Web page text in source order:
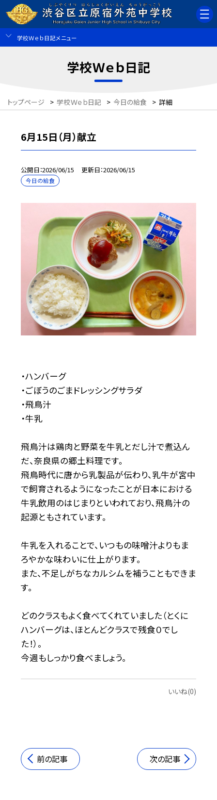
学校Ｗｅｂ日記メニュー
学校Ｗｅｂ日記
トップページ > 学校Ｗｅｂ日記 > 今日の給食 > 詳細
6月15日（月）献立
公開日 2026/06/15 更新日 2026/06/15
今日の給食
・ハンバーグ
・ごぼうのごまドレッシングサラダ
・飛鳥汁
・牛乳
飛鳥汁は鶏肉と野菜を牛乳とだし汁で煮込ん
だ、奈良県の郷土料理です。
飛鳥時代に唐から乳製品が伝わり、乳牛が宮中
で飼育されるようになったことが日本における
牛乳飲用のはじまりといわれており、飛鳥汁の
起源ともされています。
牛乳を入れることで、いつもの味噌汁よりもま
ろやかな味わいに仕上がります。
また、不足しがちなカルシムを補うこともできま
す。
どのクラスもよく食べてくれていました（とくに
ハンバーグは、ほとんどクラスで残食０でし
た！）。
今週もしっかり食べましょう。
いいね(0)
前の記事 次の記事